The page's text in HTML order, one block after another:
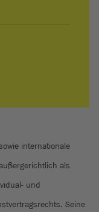
internationale
als
und
Seine